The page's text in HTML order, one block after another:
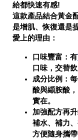
給都快速有感!
這款產品結合黃金
是增肌、恢復還是
愛上的理由：
口味豐富 ：有
口味，交替
成分比例 ：
酸與纈胺酸
實在。
加強配方再
補水、補力
方便隨身攜帶